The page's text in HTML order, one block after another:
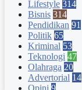
Lifestyle 314
Bisnis 314
Pendidikan 91
Politik 65
Kriminal 53
Teknologi 47
Olahraga 20
Advertorial 14
Opini 9